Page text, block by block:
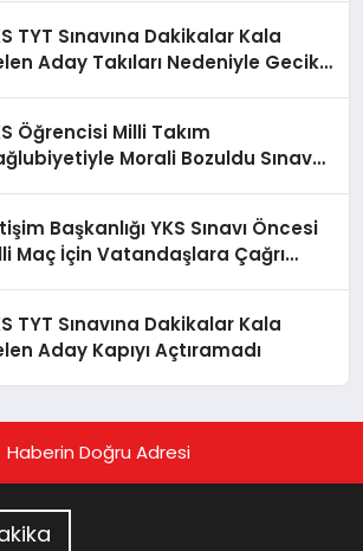
TYT Sınavına Dakikalar Kala
Aday Takıları Nedeniyle Gecikti
Öğrencisi Milli Takım
Morali Bozuldu Sınava
Başkanlığı YKS Sınavı Öncesi
Maç İçin Vatandaşlara Çağrı
TYT Sınavına Dakikalar Kala
Aday Kapıyı Açtıramadı
Haberin Doğru Adresi